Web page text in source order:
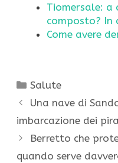
Tiomersale: a
composto? In
Come avere
Categorie
Salute
Una nave di
imbarcazione dei
Berretto che
quando serve